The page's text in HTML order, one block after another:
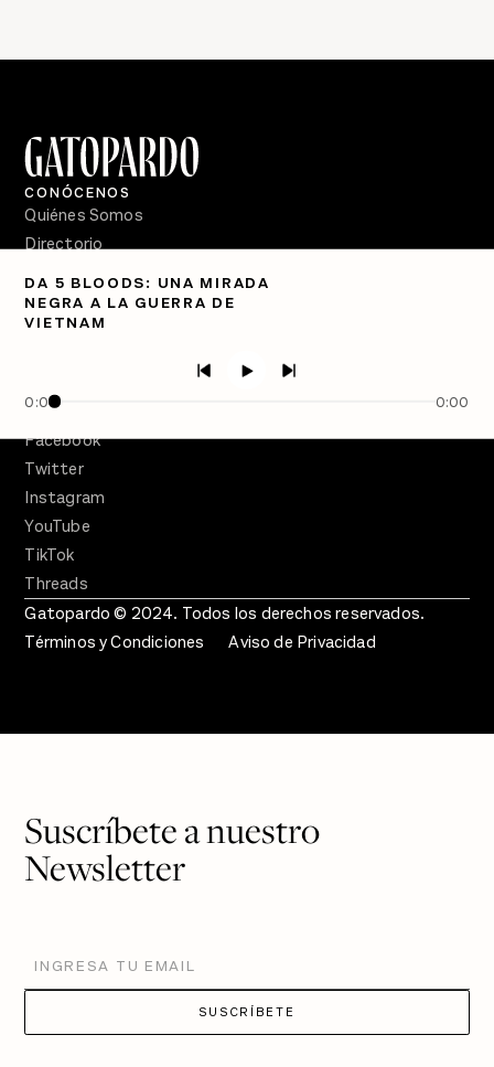
DA 5 BLOODS: UNA MIRADA
NEGRA A LA GUERRA DE
VIETNAM
0:00 0:00
CONÓCENOS
Quiénes Somos
Directorio
PÓDCASTS
Semanario Gatopardo
Facebook
Twitter
Instagram
YouTube
TikTok
Threads
Gatopardo © 2024. Todos los derechos reservados.
Términos y Condiciones
Aviso de Privacidad
Suscríbete a nuestro
Newsletter